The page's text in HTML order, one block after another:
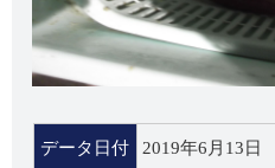
データ日付 2019年6月13日